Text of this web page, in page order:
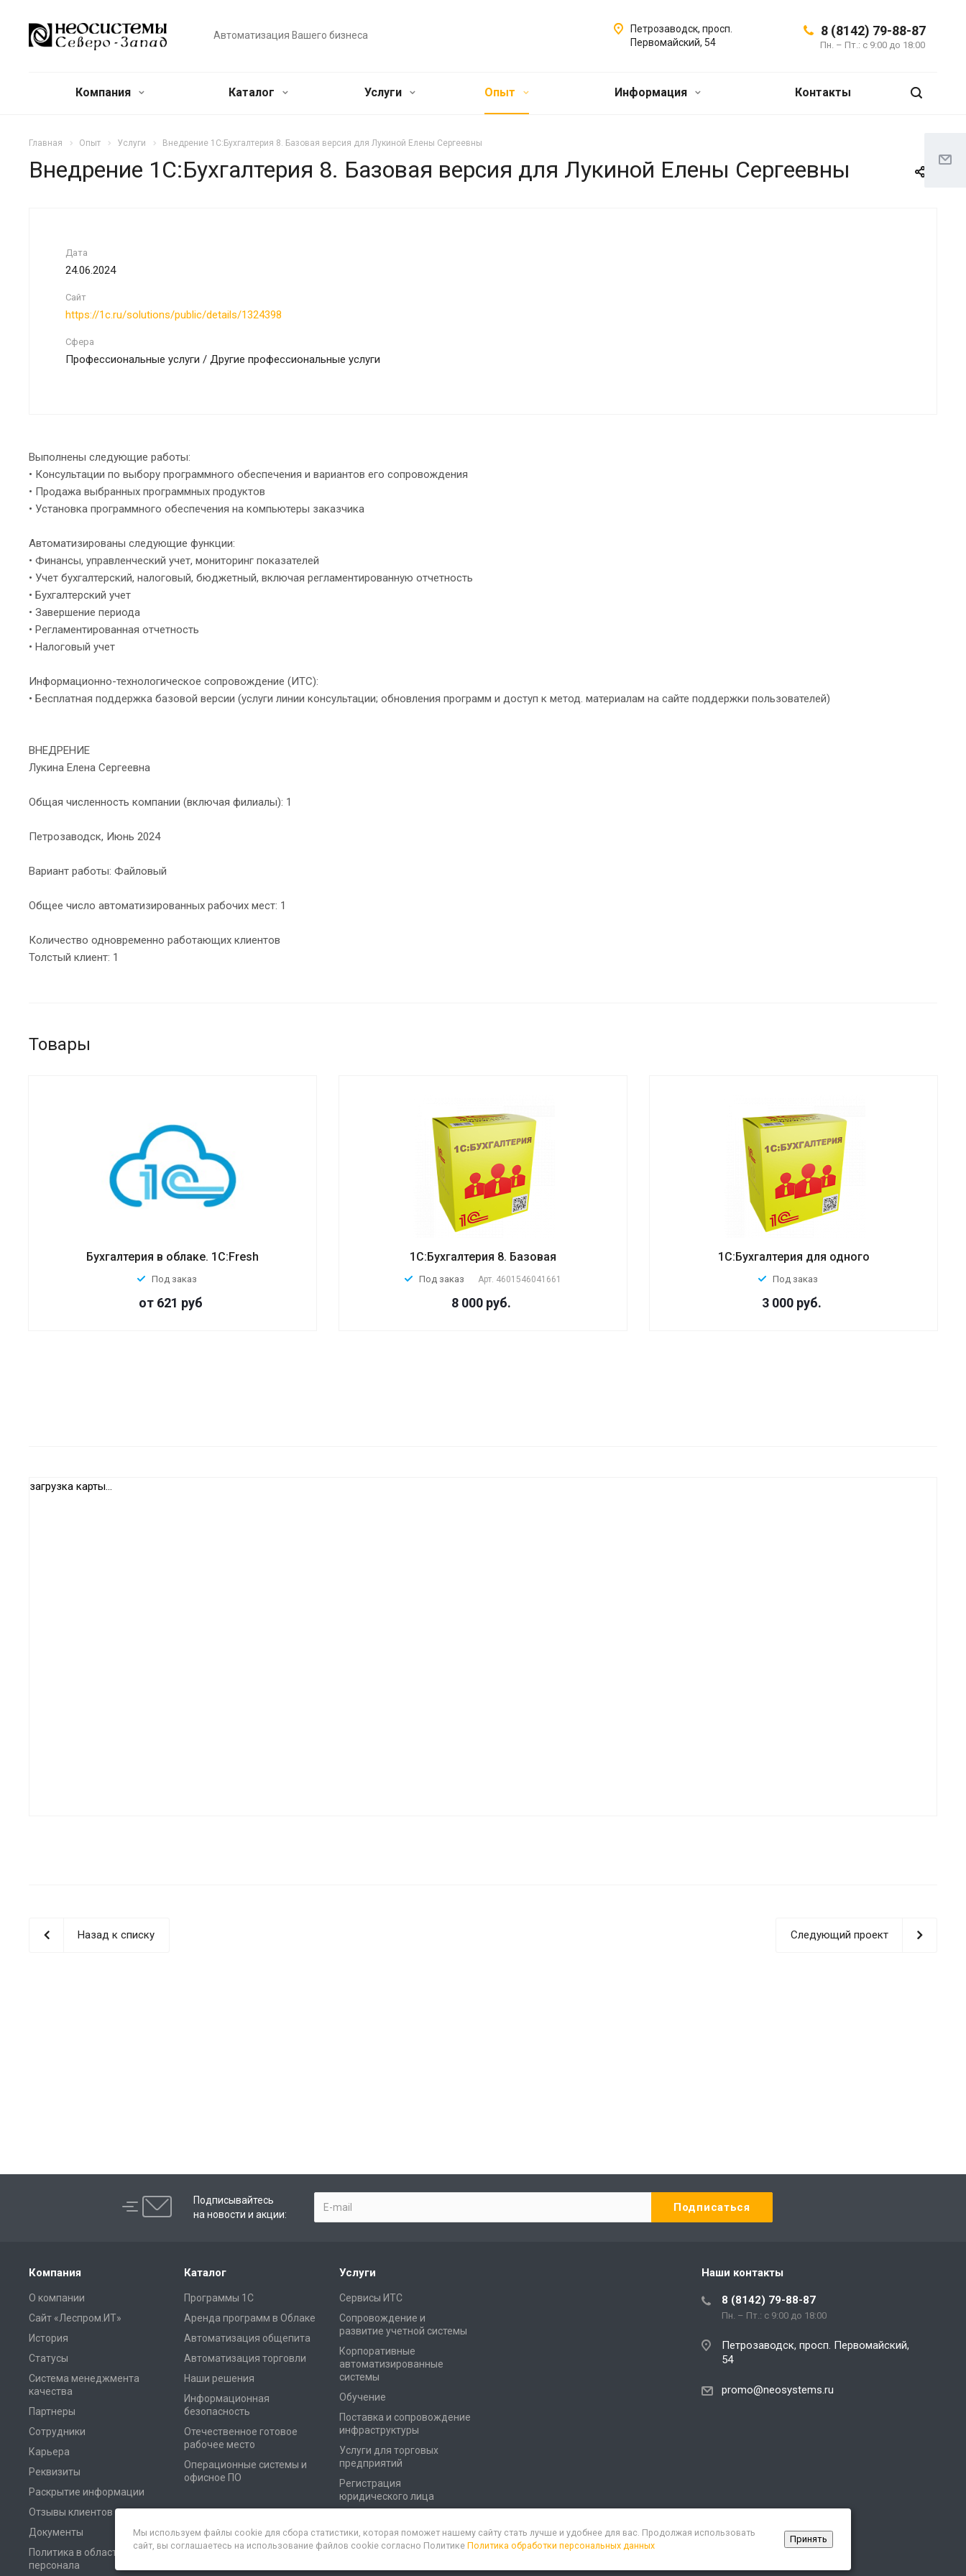
Автоматизация Вашего бизнеса 8 (8142) 79-88-87
Пн. – Пт.: с 9:00 до 18:00
Петрозаводск, просп.
Первомайский, 54
Компания Каталог Услуги Опыт Информация Контакты
Главная Опыт Услуги Внедрение 1С:Бухгалтерия 8. Базовая версия для Лукиной Елены Сергеевны
Внедрение 1С:Бухгалтерия 8. Базовая версия для Лукиной Елены Сергеевны
Дата
24.06.2024
Сайт
https://1c.ru/solutions/public/details/1324398
Сфера
Профессиональные услуги / Другие профессиональные услуги
Выполнены следующие работы:
• Консультации по выбору программного обеспечения и вариантов его сопровождения
• Продажа выбранных программных продуктов
• Установка программного обеспечения на компьютеры заказчика
Автоматизированы следующие функции:
• Финансы, управленческий учет, мониторинг показателей
• Учет бухгалтерский, налоговый, бюджетный, включая регламентированную отчетность
• Бухгалтерский учет
• Завершение периода
• Регламентированная отчетность
• Налоговый учет
Информационно-технологическое сопровождение (ИТС):
• Бесплатная поддержка базовой версии (услуги линии консультации; обновления программ и доступ к метод. материалам на сайте поддержки пользователей)
ВНЕДРЕНИЕ
Лукина Елена Сергеевна
Общая численность компании (включая филиалы): 1
Петрозаводск, Июнь 2024
Вариант работы: Файловый
Общее число автоматизированных рабочих мест: 1
Количество одновременно работающих клиентов
Толстый клиент: 1
Товары
Бухгалтерия в облаке. 1С:Fresh
Под заказ
от 621 руб
1С:Бухгалтерия 8. Базовая
Под заказ Арт. 4601546041661
8 000 руб.
1С:Бухгалтерия для одного
Под заказ
3 000 руб.
загрузка карты...
Назад к списку Следующий проект
Подписывайтесь
на новости и акции:
Компания
О компании
Сайт «Леспром.ИТ»
История
Статусы
Система менеджмента
качества
Партнеры
Сотрудники
Карьера
Реквизиты
Раскрытие информации
Отзывы клиентов
Документы
Политика в области
персонала
Каталог
Программы 1С
Аренда программ в Облаке
Автоматизация общепита
Автоматизация торговли
Наши решения
Информационная
безопасность
Отечественное готовое
рабочее место
Операционные системы и
офисное ПО
Услуги
Сервисы ИТС
Сопровождение и
развитие учетной системы
Корпоративные
автоматизированные
системы
Обучение
Поставка и сопровождение
инфраструктуры
Услуги для торговых
предприятий
Регистрация
юридического лица
Наши контакты
8 (8142) 79-88-87
Пн. – Пт.: с 9:00 до 18:00
Петрозаводск, просп. Первомайский,
54
promo@neosystems.ru
Мы используем файлы cookie для сбора статистики, которая поможет нашему сайту стать лучше и удобнее для вас. Продолжая использовать
сайт, вы соглашаетесь на использование файлов cookie согласно Политике Политика обработки персональных данных
Принять